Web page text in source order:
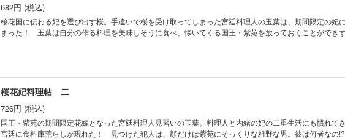
682円 (税込)
桜花国に伝わる妃を選び出す桜。手違いで桜を受け取ってしまった宮廷料理人の玉葉は、期間限定の妃
まった！ 玉葉は自分の作る料理を美味しそうに食べ、懐いてくる国王・紫苑を放っておくことがで
桜花妃料理帖 二
726円 (税込)
国王・紫苑の期間限定花嫁となった宮廷料理人見習いの玉葉。料理人と内緒の妃の二重生活にも慣れ
宮廷に食料庫荒らしが現れた！ 見つけた犯人は、顔だけは紫苑にそっくりな粗野な男。彼は何者なの!?